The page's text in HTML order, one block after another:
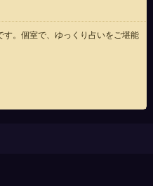
す。個室で、ゆっくり占いをご堪能